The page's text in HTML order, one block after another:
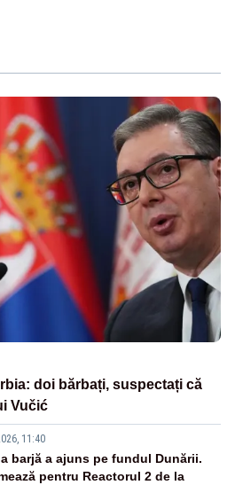
doi bărbați, suspectați că
Vučić
11:40
barjă a ajuns pe fundul Dunării.
pentru Reactorul 2 de la